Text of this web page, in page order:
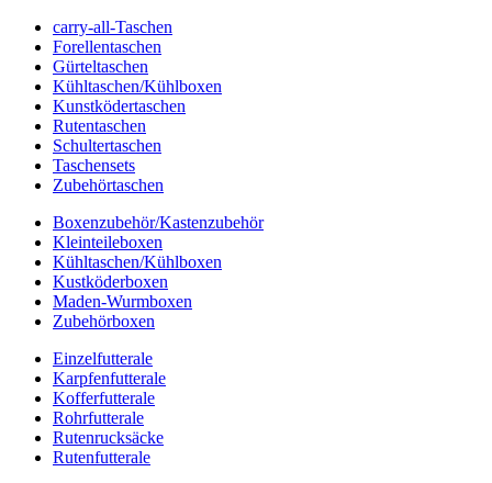
carry-all-Taschen
Forellentaschen
Gürteltaschen
Kühltaschen/Kühlboxen
Kunstködertaschen
Rutentaschen
Schultertaschen
Taschensets
Zubehörtaschen
Boxenzubehör/Kastenzubehör
Kleinteileboxen
Kühltaschen/Kühlboxen
Kustköderboxen
Maden-Wurmboxen
Zubehörboxen
Einzelfutterale
Karpfenfutterale
Kofferfutterale
Rohrfutterale
Rutenrucksäcke
Rutenfutterale